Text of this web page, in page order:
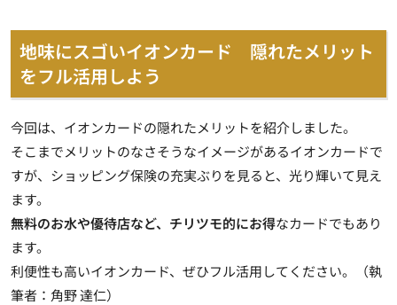
地味にスゴいイオンカード 隠れたメリット
をフル活用しよう
今回は、イオンカードの隠れたメリットを紹介しました。
そこまでメリットのなさそうなイメージがあるイオンカードで
すが、ショッピング保険の充実ぶりを見ると、光り輝いて見え
ます。
無料のお水や優待店など、チリツモ的にお得なカードでもあり
ます。
利便性も高いイオンカード、ぜひフル活用してください。（執
筆者：角野 達仁）